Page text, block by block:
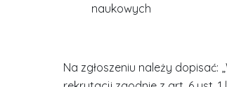
naukowych
Na zgłoszeniu należy